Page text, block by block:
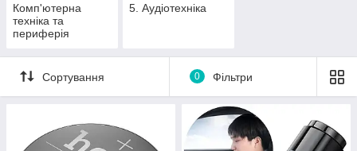
Комп'ютерна
техніка та
периферія
5. Аудіотехніка
Сортування 0 Фільтри